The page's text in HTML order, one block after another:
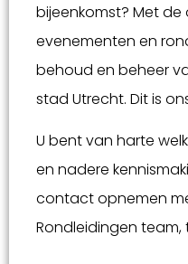
bijeenkomst? Met
evenementen en
behoud en beheer
stad Utrecht. Dit is
U bent van harte
en nadere
contact opnemen
Rondleidingen